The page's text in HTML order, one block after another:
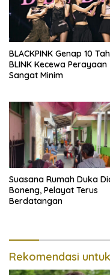
BLACKPINK Genap 10
BLINK Kecewa Perayaan
Sangat Minim
Suasana Rumah Duka
Boneng, Pelayat Terus
Berdatangan
Rekomendasi